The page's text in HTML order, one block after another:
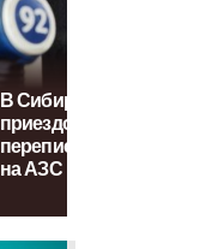
В Сибири перед
приездом Путина
переписали ценники
на АЗС